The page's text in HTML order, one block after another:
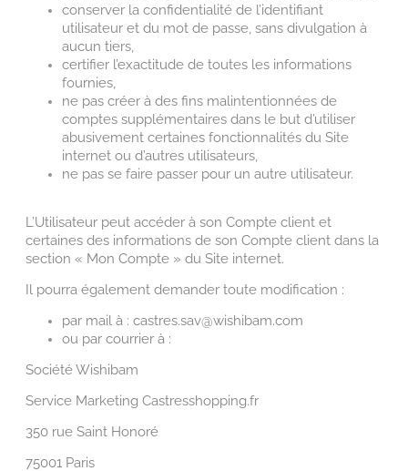
conserver la confidentialité de l’identifiant
utilisateur et du mot de passe, sans divulgation à
aucun tiers,
certifier l’exactitude de toutes les informations
fournies,
ne pas créer à des fins malintentionnées de
comptes supplémentaires dans le but d’utiliser
abusivement certaines fonctionnalités du Site
internet ou d’autres utilisateurs,
ne pas se faire passer pour un autre utilisateur.
L’Utilisateur peut accéder à son Compte client et
certaines des informations de son Compte client dans la
section « Mon Compte » du Site internet.
Il pourra également demander toute modification :
par mail à : castres.sav@wishibam.com
ou par courrier à :
Société Wishibam
Service Marketing Castresshopping.fr
350 rue Saint Honoré
75001 Paris